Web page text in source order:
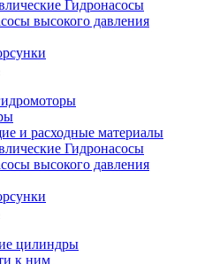
Гидронасосы
высокого давления
и расходные материалы
Гидронасосы
высокого давления
цилиндры
к ним